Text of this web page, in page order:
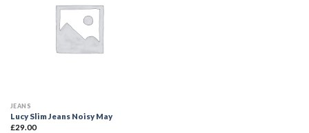
JEANS
Lucy Slim Jeans Noisy May
£29.00